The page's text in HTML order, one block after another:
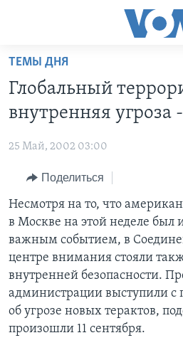
Перейти
основной
контент
Перейти
навигации
Перейти
поиск
ГЛАВНОЕ
НОВОСТИ ЗА МИНУТУ
ИТОГИ
ПОЧЕМУ ЭТО ВАЖНО?
ДЕТАЛИ
НЬЮ-ЙОРК NEW YORK
АМЕРИКА. БОЛЬШОЕ
ПРОЕКТЫ
УЧИМ АНГЛИЙСКИЙ
НАША АМЕРИКАНСКАЯ ИСТОРИЯ
А КАК В АМЕРИКЕ?
АМЕРИКАНСКИЕ ГОРОДКИ
ТЕСТЫ
ЭКСПЕРТИЗА
ИНТЕРВЬЮ
ФАКТЫ ПРОТИВ ФЕЙКОВ
ЗА СВОБОДУ ПРЕССЫ
УЧИМ АНГЛИЙСКИЙ
ВИДЕО
ПОДПИСКА НА НОВОСТИ
ТЕМЫ ДНЯ
Глобальный
внутренняя угроза
25 Май, 2002 03:00
Поделиться
Несмотря на то, что
в Москве на этой неделе был
важным событием, в
центре внимания стояли
внутренней безопасности.
администрации выступили
об угрозе новых терактов,
произошли 11 сентября.